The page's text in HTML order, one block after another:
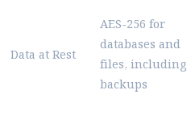
Data at Rest
AES-256 for
databases and
files, including
backups